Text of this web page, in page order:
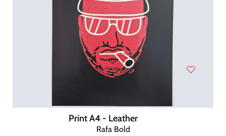
Print A4 - Leather
Rafa Bold